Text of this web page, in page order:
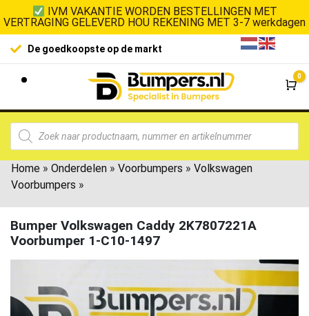
IVM VAKANTIE WORDEN BESTELLINGEN MET
VERTRAGING GELEVERD HOU REKENING MET 3-7 werkdagen
De goedkoopste op de markt
0
Home » Onderdelen » Voorbumpers » Volkswagen
Voorbumpers »
Bumper Volkswagen Caddy 2K7807221A
Voorbumper 1-C10-1497